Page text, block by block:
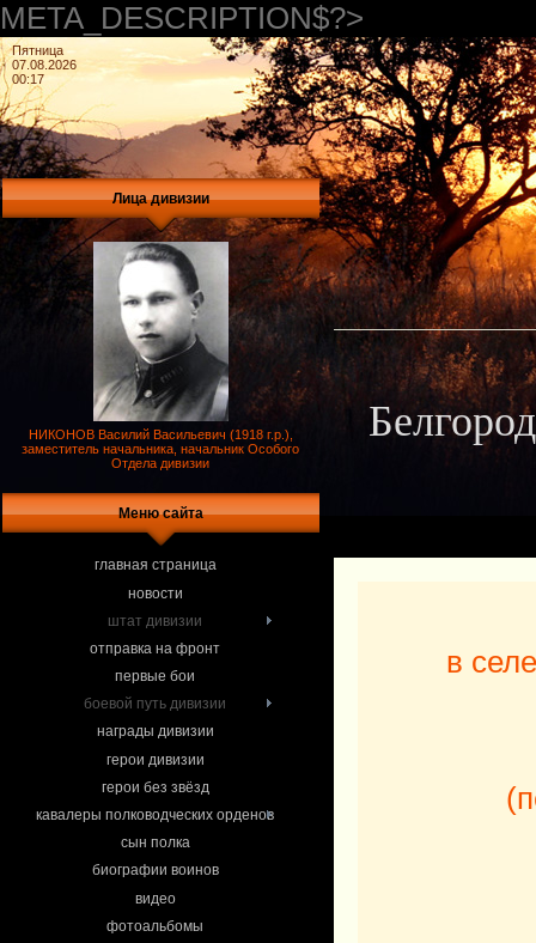
META_DESCRIPTION$?>
Пятница
07.08.2026
00:17
Лица дивизии
НИКОНОВ Василий Васильевич (1918 г.р.),
заместитель начальника, начальник Особого
Отдела дивизии
Меню сайта
главная страница
новости
штат дивизии
отправка на фронт
первые бои
боевой путь дивизии
награды дивизии
герои дивизии
герои без звёзд
кавалеры полководческих орденов
сын полка
биографии воинов
видео
фотоальбомы
в